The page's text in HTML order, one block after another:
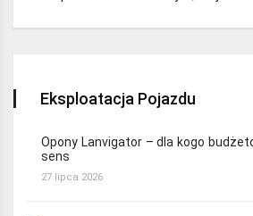
Eksploatacja Pojazdu
Opony Lanvigator – dla kogo
sens
27 lipca 2026